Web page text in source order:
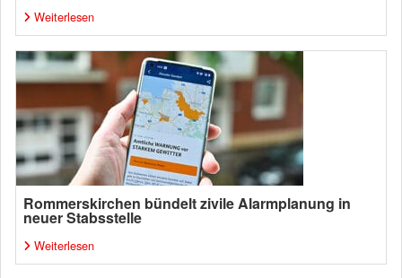
Weiterlesen
Rommerskirchen bündelt zivile Alarmplanung in
neuer Stabsstelle
Weiterlesen